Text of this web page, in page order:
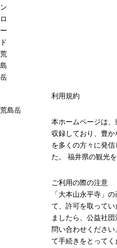
ン
ロ
ー
ド
荒
島
岳
荒島岳
利用規約
本ホームページは
収録しており、豊
を多くの方々に発
た。 福井県の観光
ご利用の際の注意
「大本山永平寺」
て、許可を取って
ましたら、公益社
問い合わせくださ
て手続きをとってく